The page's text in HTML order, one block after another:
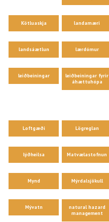
Kötluaskja landamæri
landsáætlun lærdómur
leiðbeiningar
leiðbeiningar fyrir
áhættuhópa
Loftgæði Lögreglan
lýðheilsa Matvælastofnun
Mynd Mýrdalsjökull
Mývatn
natural hazard
management